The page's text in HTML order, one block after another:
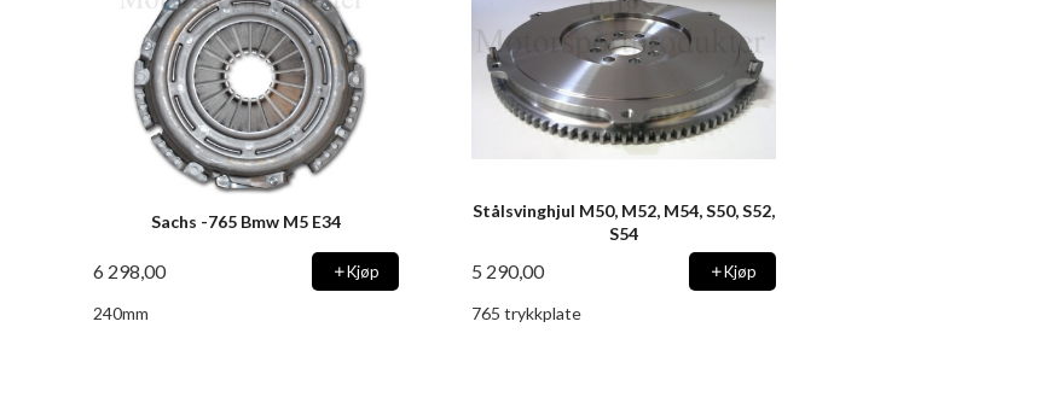
Sachs -765 Bmw M5 E34
6 298,00 Kjøp
240mm
Stålsvinghjul M50, M52, M54, S50, S52,
S54
5 290,00 Kjøp
765 trykkplate